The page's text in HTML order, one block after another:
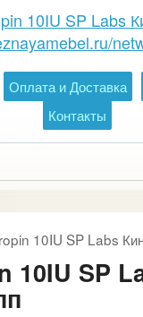
Оплата и Доставка
Контакты
10IU SP Labs